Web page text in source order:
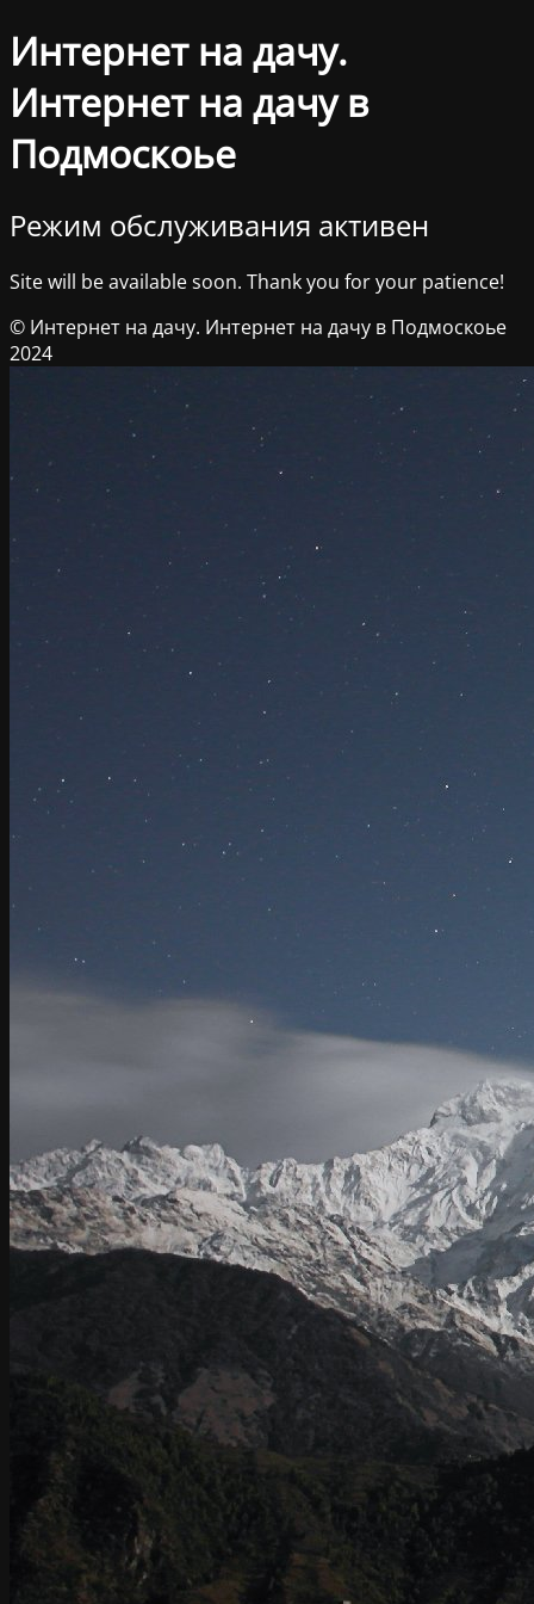
Интернет на дачу.
Интернет на дачу в
Подмоскоье
Режим обслуживания активен
Site will be available soon. Thank you for your patience!
© Интернет на дачу. Интернет на дачу в Подмоскоье
2024